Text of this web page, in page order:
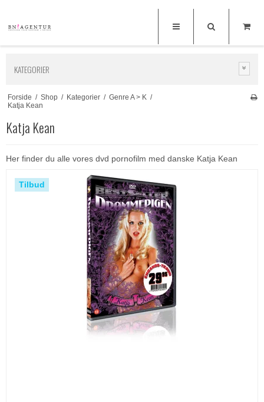
KATEGORIER
Forside / Shop / Kategorier / Genre A > K /
Katja Kean
Katja Kean
Her finder du alle vores dvd pornofilm med danske Katja Kean
Tilbud